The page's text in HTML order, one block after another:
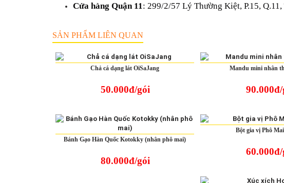
Cửa hàng Quận 11: 299/2/57 Lý Thường Kiệt, P.15,
SẢN PHẨM LIÊN QUAN
Chả cá dạng lát OiSaJang
50.000đ/gói
Mandu mini nhân
Bánh Gạo Hàn Quốc Kotokky (nhân phô mai)
80.000đ/gói
Bột gia vị Phô